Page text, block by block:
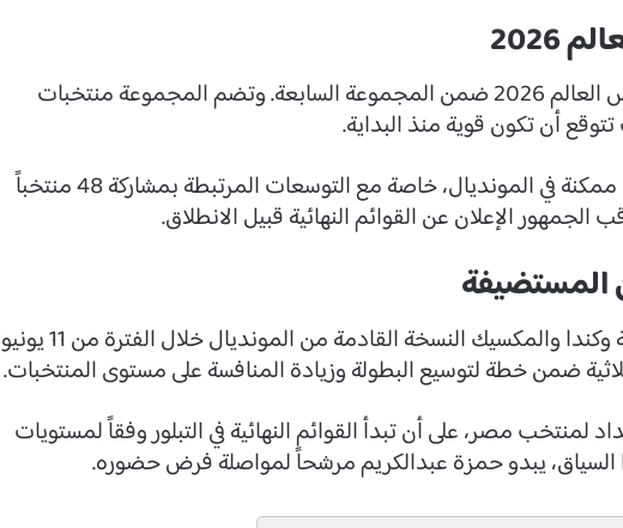
يستعد المنتخب المصري لبطولة كأس العالم 2026 ضمن المجموعة السابعة. وتضم المجموعة منتخبات
تتوقع أن تكون قوية منذ البداية.
وتسعى مصر إلى تقديم أفضل صورة ممكنة في المونديال، خاصة مع التوسعات المرتبطة بمشاركة 48 منتخباً
الجمهور الإعلان عن القوائم النهائية قبيل الانطلاق.
المستضيفة
تستضيف الولايات المتحدة الأمريكية وكندا والمكسيك النسخة القادمة من المونديال خلال الفترة من 11 يونيو
لمنتخب مصر، على أن تبدأ القوائم النهائية في التبلور وفقاً لمستويات
السياق، يبدو حمزة عبدالكريم مرشحاً لمواصلة فرض حضوره.